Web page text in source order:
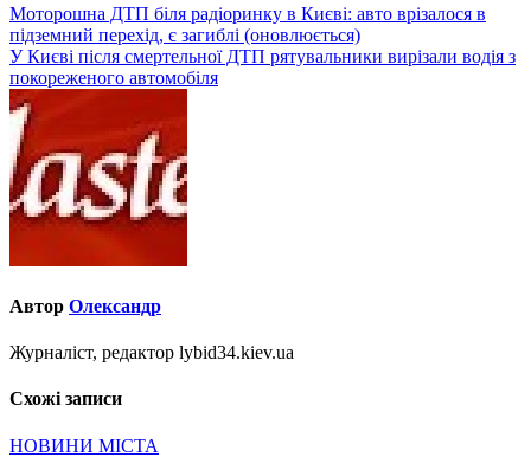
Навігація
записів
Моторошна ДТП біля радіоринку в Києві: авто врізалося в
підземний перехід, є загиблі (оновлюється)
У Києві після смертельної ДТП рятувальники вирізали водія з
покореженого автомобіля
Автор Олександр
Журналіст, редактор lybid34.kiev.ua
Схожі записи
НОВИНИ МІСТА